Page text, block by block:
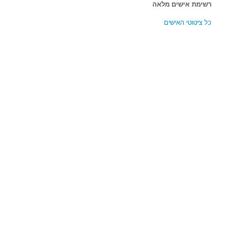
רשימת אישים מלאה
כל ציטוטי האישים